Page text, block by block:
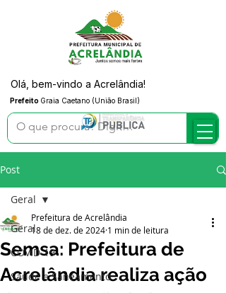
Prefeito Graia Caetano (União Brasil)
Olá, bem-vindo a Acrelândia!
Post
Geral
COVID-19
Saúde e Saneamento
Geral
Semsa: Prefeitura de
Acrelândia realiza ação
Prefeitura de Acrelândia
18 de dez. de 2024 1 min de leitura